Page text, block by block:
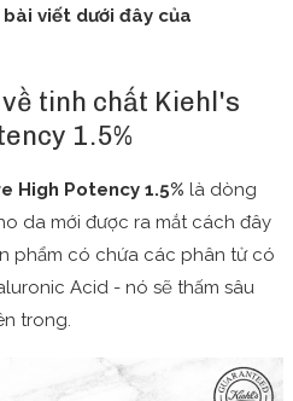
viết dưới đây của
tinh chất Kiehl's
1.5%
High Potency 1.5% là dòng
da mới được ra mắt cách đây
phẩm có chứa các phân tử có
Acid - nó sẽ thấm sâu
trong.